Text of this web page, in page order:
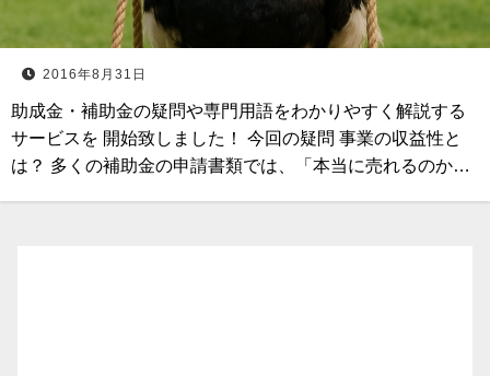
2016年8月31日
助成金・補助金の疑問や専門用語をわかりやすく解説する
サービスを 開始致しました！ 今回の疑問 事業の収益性と
は？ 多くの補助金の申請書類では、「本当に売れるのか…